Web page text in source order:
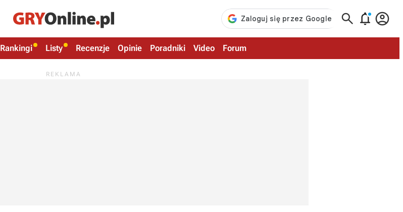
  
Rankingi Listy Recenzje Opinie Poradniki Video Forum